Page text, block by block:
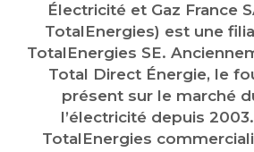
Électricité et Gaz France
TotalEnergies) est une
TotalEnergies SE.
Total Direct Énergie, le
présent sur le marché
l’électricité depuis
TotalEnergies